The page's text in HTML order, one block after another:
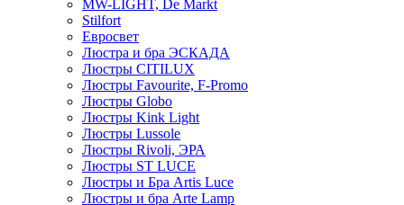
MW-LIGHT, De Markt
Stilfort
Евросвет
Люстра и бра ЭСКАДА
Люстры CITILUX
Люстры Favourite, F-Promo
Люстры Globo
Люстры Kink Light
Люстры Lussole
Люстры Rivoli, ЭРА
Люстры ST LUCE
Люстры и Бра Artis Luce
Люстры и бра Arte Lamp